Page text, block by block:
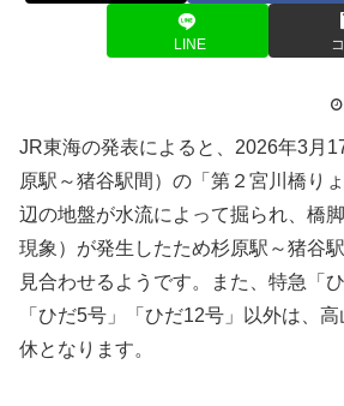
LINE
JR東海の発表によると、2026年3月
原駅～猪谷駅間）の「第２宮川橋り
辺の地盤が水流によって掘られ、橋
現象）が発生したため杉原駅～猪谷
見合わせるようです。また、特急「
「ひだ5号」「ひだ12号」以外は、
休となります。